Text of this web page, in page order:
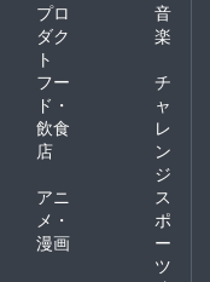
プロ
ダク
ト
音
楽
フー
ド・
飲食
店
チ
ャ
レ
ン
ジ
アニ
メ・
漫画
ス
ポ
ー
ツ